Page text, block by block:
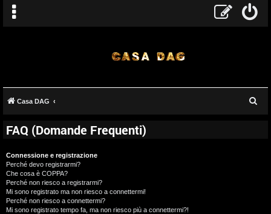
Casa DAG
FAQ (Domande Frequenti)
Connessione e registrazione
Perché devo registrarmi?
Che cosa è COPPA?
Perché non riesco a registrarmi?
Mi sono registrato ma non riesco a connettermi!
Perché non riesco a connettermi?
Mi sono registrato tempo fa, ma non riesco più a connettermi?!